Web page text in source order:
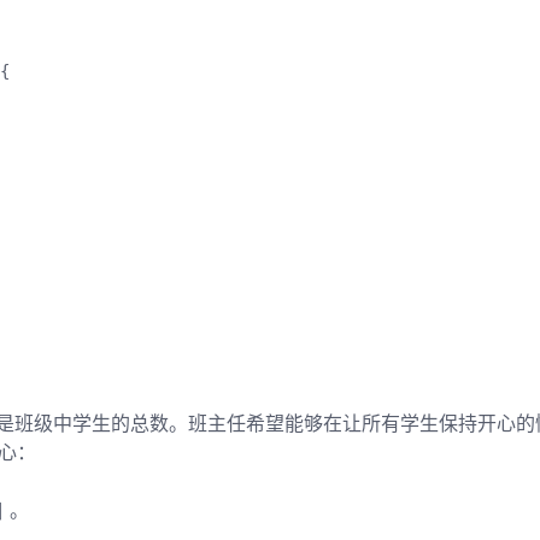
{
级中学生的总数。班主任希望能够在让所有学生保持开心
：